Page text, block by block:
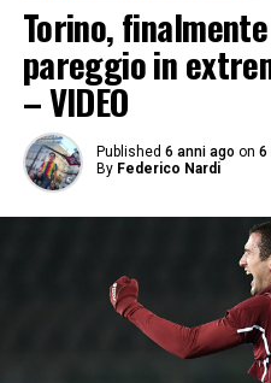
Torino,
pareggio in
– VIDEO
Published 6 anni ago on 6
By Federico Nardi